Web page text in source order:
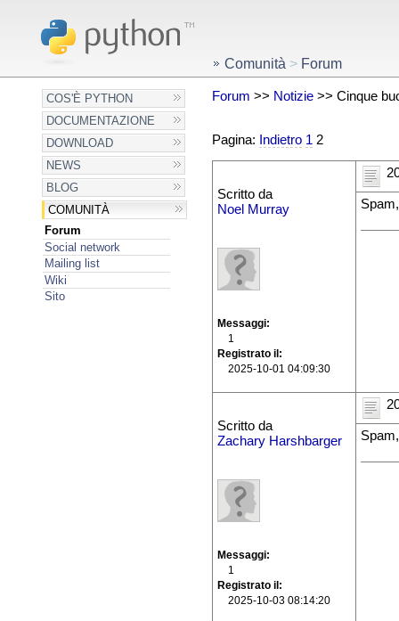
COS'È PYTHON
DOCUMENTAZIONE
DOWNLOAD
NEWS
BLOG
COMUNITÀ
Forum
Social network
Mailing list
Wiki
Sito
Comunità > Forum
Forum >> Notizie>> Cinque
Pagina: Indietro 1 2
Scritto da
Noel Murray
Messaggi
1
Registrato il
2025-10-01 04:09:30
Scritto da
Zachary Harshbarger
Messaggi
1
Registrato il
2025-10-03 08:14:20